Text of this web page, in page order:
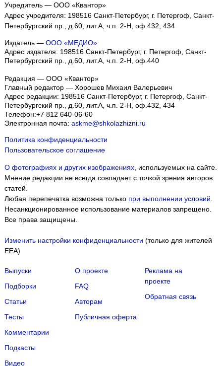
Учредитель — ООО «Квантор»
Адрес учредителя: 198516 Санкт-Петербург, г. Петергоф, Санкт-
Петербургский пр., д.60, лит.А, ч.п. 2-Н, оф.432, 434
Издатель — ООО «МЕДИО»
Адрес издателя: 198516 Санкт-Петербург, г. Петергоф, Санкт-
Петербургский пр., д.60, лит.А, ч.п. 2-Н, оф.440
Редакция — ООО «Квантор»
Главный редактор — Хорошев Михаил Валерьевич
Адрес редакции: 198516 Санкт-Петербург, г. Петергоф Санкт-
Петербургский пр., д.60, лит.А, ч.п. 2-Н, оф.432, 434
Телефон:+7 812 640-06-60
Электронная почта: askme@shkolazhizni.ru
Политика конфиденциальности
Пользовательское соглашение
О фотографиях и других изображениях, используемых на сайте.
Мнение редакции не всегда совпадает с точкой зрения авторов
статей.
Любая перепечатка возможна только при выполнении условий
Несанкционированное использование материалов запрещено.
Все права защищены.
Изменить настройки конфиденциальности (только для жителей
EEA)
Выпуски
Подборки
Статьи
Тесты
Комментарии
Подкасты
Видео
О проекте
FAQ
Авторам
Публичная оферта
Реклама на
проекте
Обратная связь